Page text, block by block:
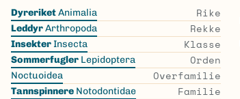
Skip
the
list
DyreriketAnimalia Rike
LeddyrArthropoda Rekke
InsekterInsecta Klasse
Sommerfugler Lepidoptera Orden
Noctuoidea Overfamilie
Tannspinnere Notodontidae Familie